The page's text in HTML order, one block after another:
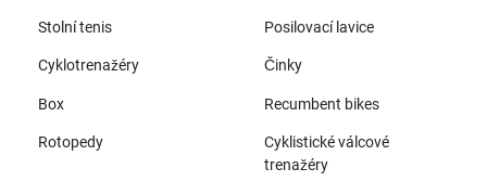
Stolní tenis Posilovací lavice
Cyklotrenažéry Činky
Box Recumbent bikes
Rotopedy
Cyklistické válcové
trenažéry